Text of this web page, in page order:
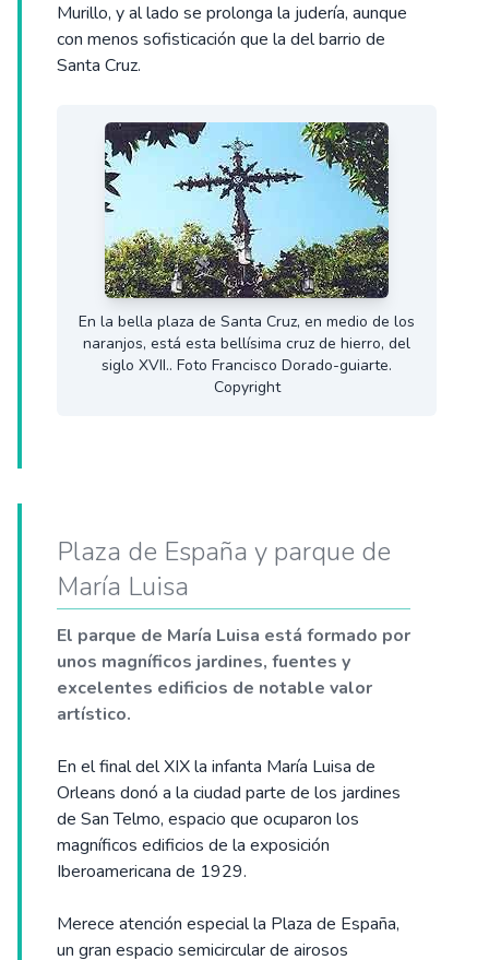
Murillo, y al lado se prolonga la judería, aunque
con menos sofisticación que la del barrio de
Santa Cruz.
En la bella plaza de Santa Cruz, en medio de los
naranjos, está esta bellísima cruz de hierro, del
siglo XVII.. Foto Francisco Dorado-guiarte.
Copyright
Plaza de España y parque de
María Luisa
El parque de María Luisa está formado por
unos magníficos jardines, fuentes y
excelentes edificios de notable valor
artístico.
En el final del XIX la infanta María Luisa de
Orleans donó a la ciudad parte de los jardines
de San Telmo, espacio que ocuparon los
magníficos edificios de la exposición
Iberoamericana de 1929.
Merece atención especial la Plaza de España,
un gran espacio semicircular de airosos